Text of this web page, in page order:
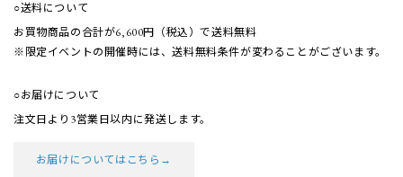
○送料について
お買物商品の合計が6,600円（税込）で送料無料
※限定イベントの開催時には、送料無料条件が変わることがございます。
○お届けについて
注文日より3営業日以内に発送します。
お届けについてはこちら→